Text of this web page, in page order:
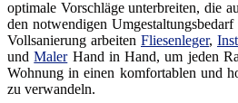
optimale Vorschläge unterbreiten, die
den notwendigen
Vollsanierung arbeiten Fliesenleger,
undMalerHand in Hand, um jeden
Wohnung in einen komfortablen und
zu verwandeln.